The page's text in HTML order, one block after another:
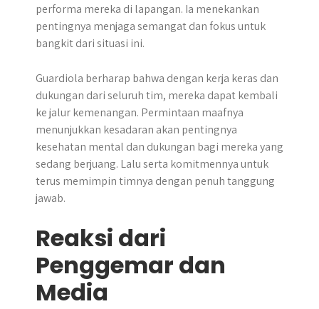
performa mereka di lapangan. Ia menekankan
pentingnya menjaga semangat dan fokus untuk
bangkit dari situasi ini.
Guardiola berharap bahwa dengan kerja keras dan
dukungan dari seluruh tim, mereka dapat kembali
ke jalur kemenangan. Permintaan maafnya
menunjukkan kesadaran akan pentingnya
kesehatan mental dan dukungan bagi mereka yang
sedang berjuang. Lalu serta komitmennya untuk
terus memimpin timnya dengan penuh tanggung
jawab.
Reaksi dari
Penggemar dan
Media